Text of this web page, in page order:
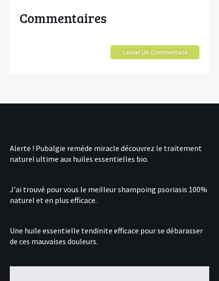
Commentaires
Laisser Un Commentaire
Alerte ! Pubalgie remède miracle découvrez le traitement
naturel ultime aux huiles essentielles bio.
J'ai trouvé pour vous le meilleur shampoing psoriasis 100%
naturel et en plus efficace.
Une huile essentielle tendinite efficace pour se débarasser
de ces mauvaises douleurs.